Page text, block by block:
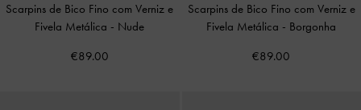
Scarpins de Bico Fino com Verniz e
Fivela Metálica - Nude
€89.00
Scarpins de Bico Fino com Verniz e
Fivela Metálica - Borgonha
€89.00